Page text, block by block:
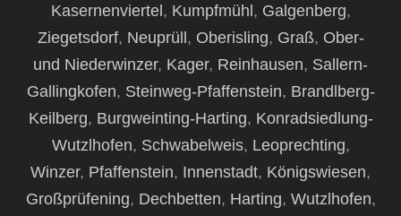
Kasernenviertel , Kumpfmühl , Galgenberg,
Ziegetsdorf, Neuprüll , Oberisling, Graß, Ober-
und Niederwinzer, Kager, Reinhausen, Sallern-
Gallingkofen, Steinweg-Pfaffenstein, Brandlberg-
Keilberg, Burgweinting-Harting, Konradsiedlung-
Wutzlhofen, Schwabelweis, Leoprechting,
Winzer, Pfaffenstein, Innenstadt, Königswiesen,
Großprüfening, Dechbetten, Harting, Wutzlhofen,